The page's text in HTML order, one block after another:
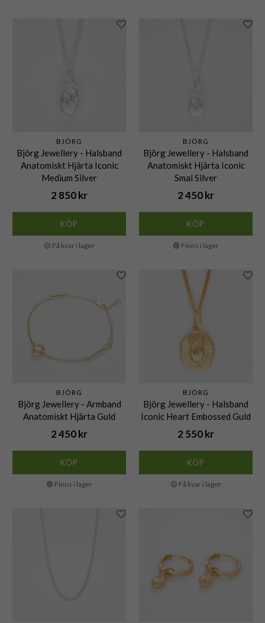
BJÖRG
Björg Jewellery - Halsband
Anatomiskt Hjärta Iconic
Medium Silver
2 850 kr
KÖP
🟡 Få kvar i lager
BJÖRG
Björg Jewellery - Halsband
Anatomiskt Hjärta Iconic
Smal Silver
2 450 kr
KÖP
🟢 Finns i lager
BJÖRG
Björg Jewellery - Armband
Anatomiskt Hjärta Guld
2 450 kr
KÖP
🟢 Finns i lager
BJÖRG
Björg Jewellery - Halsband
Iconic Heart Embossed Guld
2 550 kr
KÖP
🟡 Få kvar i lager